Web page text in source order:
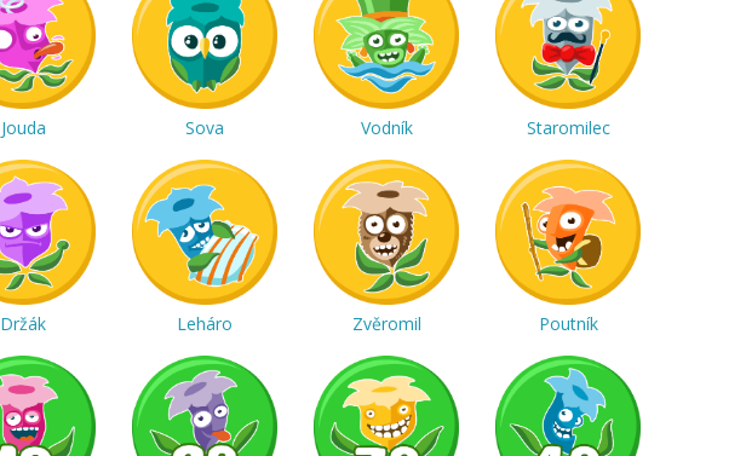
Jouda Sova Vodník Staromilec
Držák Leháro Zvěromil Poutník